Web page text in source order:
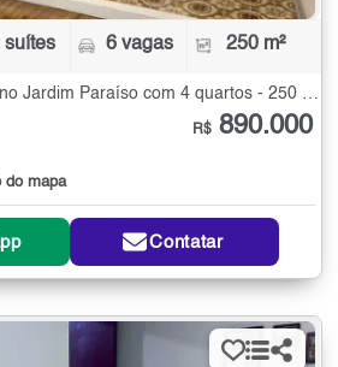
suítes 6 vagas 250 m²
Casa Térrea à Venda no Jardim Paraíso com 4 quartos - 250 m²
do mapa
R$ 890.000
Contatar